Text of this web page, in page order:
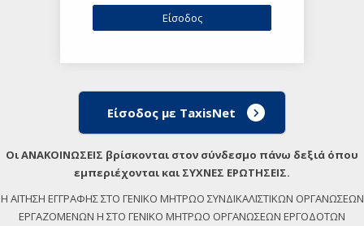
Είσοδος με TaxisNet
Οι ΑΝΑΚΟΙΝΩΣΕΙΣ βρίσκονται στον σύνδεσμο πάνω δεξιά όπου
εμπεριέχονται και ΣΥΧΝΕΣ ΕΡΩΤΗΣΕΙΣ.
Η ΑΙΤΗΣΗ ΕΓΓΡΑΦΗΣ ΣΤΟ ΓΕΝΙΚΟ ΜΗΤΡΩΟ ΣΥΝΔΙΚΑΛΙΣΤΙΚΩΝ ΟΡΓΑΝΩΣΕΩΝ
ΕΡΓΑΖΟΜΕΝΩΝ Η ΣΤΟ ΓΕΝΙΚΟ ΜΗΤΡΩΟ ΟΡΓΑΝΩΣΕΩΝ ΕΡΓΟΔΟΤΩΝ